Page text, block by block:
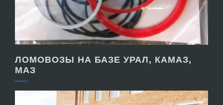
ЛОМОВОЗЫ НА БАЗЕ УРАЛ, КАМАЗ,
МАЗ